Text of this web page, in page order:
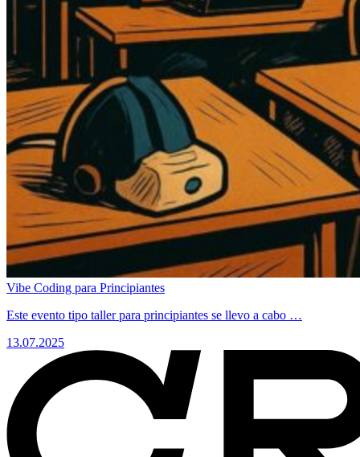
Vibe Coding para Principiantes
Este evento tipo taller para principiantes se llevo a cabo …
13.07.2025